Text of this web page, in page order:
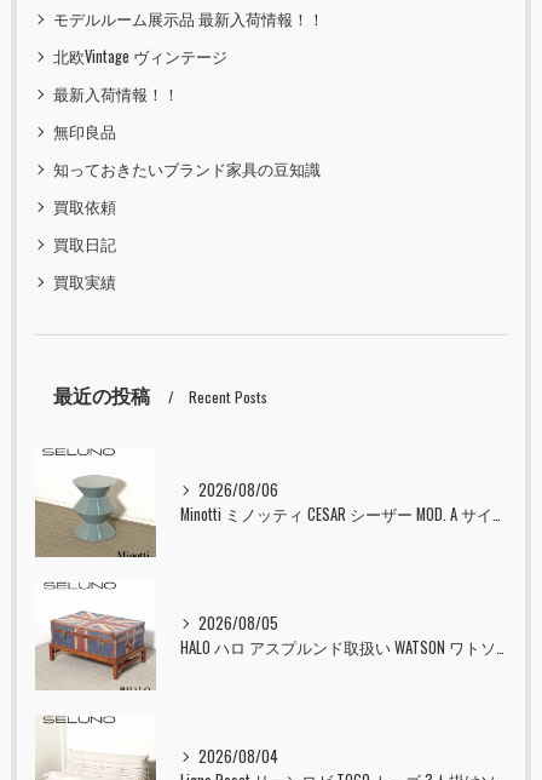
モデルルーム展示品 最新入荷情報！！
北欧Vintage ヴィンテージ
最新入荷情報！！
無印良品
知っておきたいブランド家具の豆知識
買取依頼
買取日記
買取実績
最近の投稿 Recent Posts
2026/08/06
2026/08/05
2026/08/04